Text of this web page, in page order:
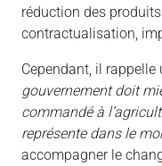
réduction des
contractualisation,
Cependant, il rappelle
gouvernement doit
commandé à
représente dans le
accompagner le